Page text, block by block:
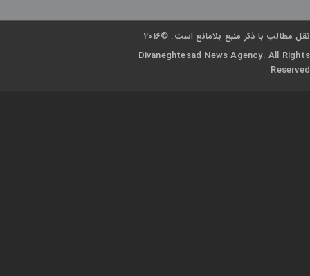
نقل مطالب با ذکر منبع بلامانع است. ©2016
Divaneghtesad News Agency. All Rights
Reserved